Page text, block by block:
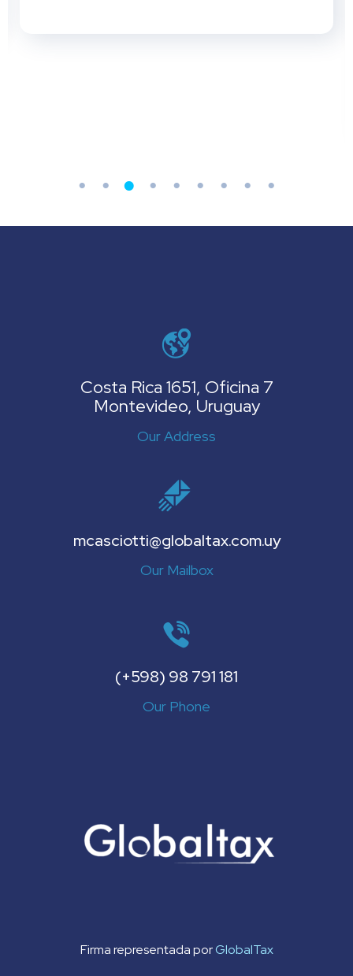
Costa Rica 1651, Oficina 7
Montevideo, Uruguay
Our Address
mcasciotti@globaltax.com.uy
Our Mailbox
(+598) 98 791 181
Our Phone
Firma representada porGlobalTax